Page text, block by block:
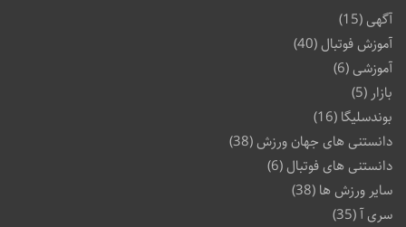
آگهی(15)
آموزش فوتبال (40)
آموزشی(6)
بازار (5)
بوندسلیگا (16)
دانستنی های جهان ورزش(38)
دانستنی های فوتبال (6)
سایر ورزش ها (38)
سری آ(35)